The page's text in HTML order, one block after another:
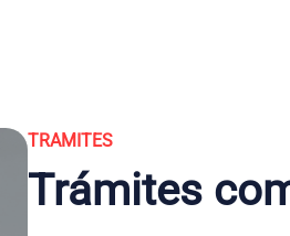
TRAMITES
Trámites